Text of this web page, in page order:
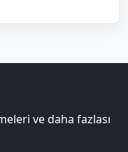
ve daha fazlası